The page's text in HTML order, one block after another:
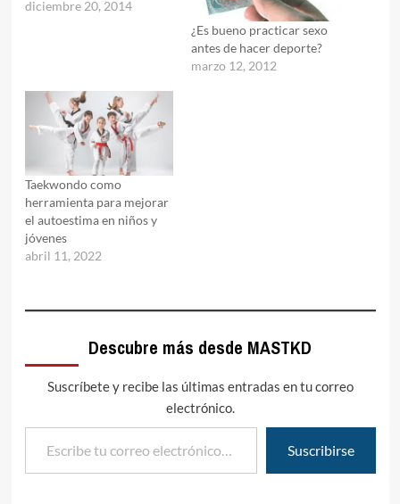
diciembre 20, 2014
¿Es bueno practicar sexo
antes de hacer deporte?
marzo 12, 2012
Taekwondo como
herramienta para mejorar
el autoestima en niños y
jóvenes
abril 11, 2022
Descubre más desde MASTKD
Suscríbete y recibe las últimas entradas en tu correo
electrónico.
Escribe tu correo electrónico…
Suscribirse